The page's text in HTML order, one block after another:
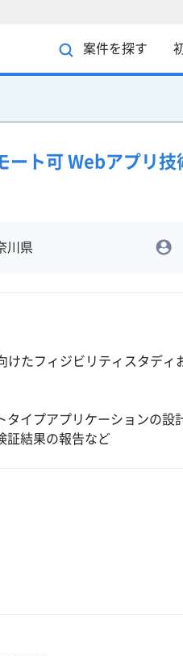
案件を探す
ート可 Webアプリ技
川県
けたフィジビリティスタディ
タイプアプリケーションの設
証結果の報告など